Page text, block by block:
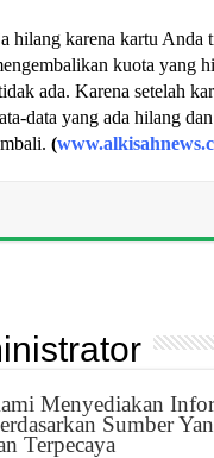
hilang karena kartu Anda
kuota yang
ada. Karena setelah
data yang ada hilang
(
Menyediakan
Sumber
Terpecaya